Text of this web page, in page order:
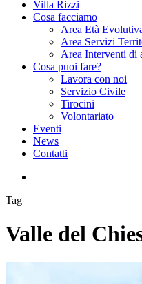
Villa Rizzi
Cosa facciamo
Area Età
Area Servizi
Area Interventi di
Cosa puoi fare?
Lavora con noi
Servizio Civile
Tirocini
Volontariato
Eventi
News
Contatti
Tag
Valle del